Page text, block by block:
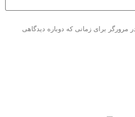
مرورگر برای زمانی که دوباره دیدگاهی